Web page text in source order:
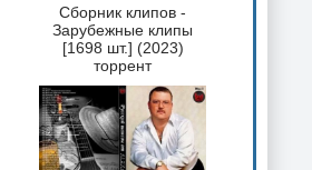
Сборник клипов -
Зарубежные клипы
[1698 шт.] (2023)
торрент